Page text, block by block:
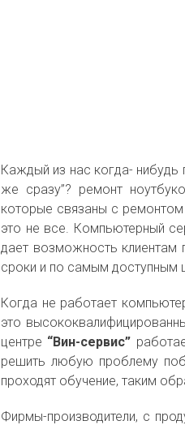
Каждый из нас когда- нибудь
же сразу”? ремонт
которые связаны с
это не все. Компьютерный
дает возможность клиентам
сроки и по самым доступным
Когда не работает
это
центре “Вин-сервис”
решить любую проблему
проходят обучение, таким
Фирмы-производители, с